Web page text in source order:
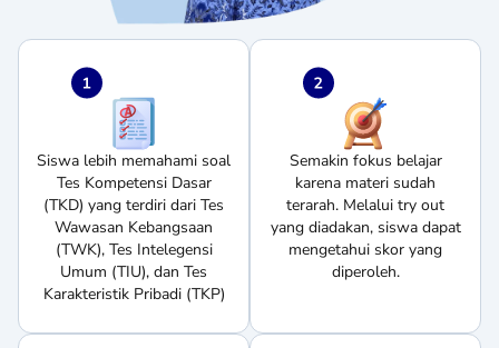
Siswa lebih memahami soal
Tes Kompetensi Dasar
(TKD) yang terdiri dari Tes
Wawasan Kebangsaan
(TWK), Tes Intelegensi
Umum (TIU), dan Tes
Karakteristik Pribadi (TKP)
Semakin fokus belajar
karena materi sudah
terarah. Melalui try out
yang diadakan, siswa dapat
mengetahui skor yang
diperoleh.